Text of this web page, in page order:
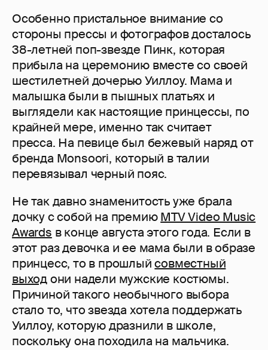
Особенно пристальное внимание со
стороны прессы и фотографов досталось
38-летней поп-звезде Пинк, которая
прибыла на церемонию вместе со своей
шестилетней дочерью Уиллоу. Мама и
малышка были в пышных платьях и
выглядели как настоящие принцессы, по
крайней мере, именно так считает
пресса. На певице был бежевый наряд от
бренда Monsoori, который в талии
перевязывал черный пояс.
Не так давно знаменитость уже брала
дочку с собой на премиюMTV Video Music
Awards в конце августа этого года. Если в
этот раз девочка и ее мама были в образе
принцесс, то в прошлыйсовместный
выходони надели мужские костюмы.
Причиной такого необычного выбора
стало то, что звезда хотела поддержать
Уиллоу, которую дразнили в школе,
поскольку она походила на мальчика.